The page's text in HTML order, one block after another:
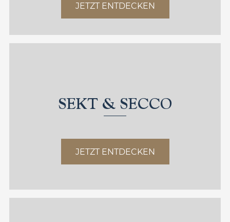
JETZT ENTDECKEN
SEKT & SECCO
JETZT ENTDECKEN